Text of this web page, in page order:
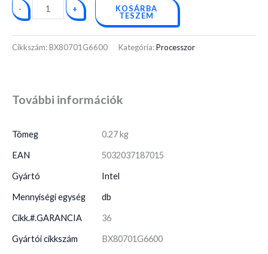
- + KOSÁRBA
TESZEM
Cikkszám:BX80701G6600 Kategória:Processzor
További információk
Tömeg 0.27 kg
EAN 5032037187015
Gyártó Intel
Mennyiségi egység db
Cikk.#.GARANCIA 36
Gyártói cikkszám BX80701G6600